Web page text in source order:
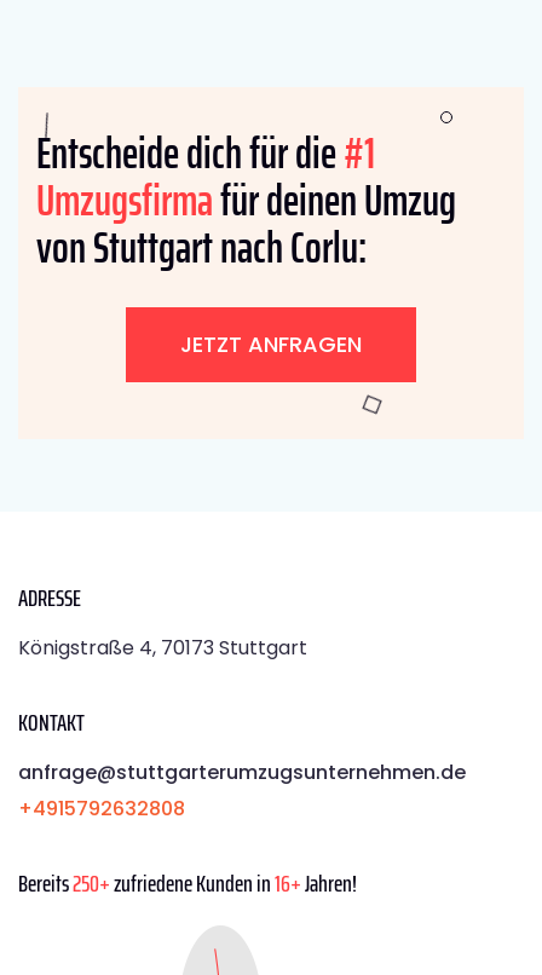
Entscheide dich für die#1
Umzugsfirmafür deinen Umzug
von Stuttgart nach Corlu:
JETZT ANFRAGEN
ADRESSE
Königstraße 4, 70173 Stuttgart
KONTAKT
anfrage@stuttgarterumzugsunternehmen.de
+4915792632808
Bereits250+zufriedene Kunden in16+Jahren!